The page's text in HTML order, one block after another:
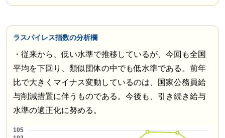
ラスパイレス指数の分析欄
・従来から、低い水準で推移しているが、今回も全国
平均を下回り、類似団体の中でも低水準である。前年
比で大きくマイナス変動しているのは、国家公務員給
与削減措置に伴うものである。今後も、引き続き給与
水準の適正化に努める。